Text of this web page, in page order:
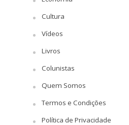
Cultura
Vídeos
Livros
Colunistas
Quem Somos
Termos e Condições
Política de Privacidade